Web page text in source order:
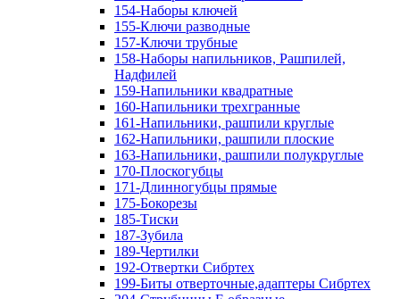
154-Наборы ключей
155-Ключи разводные
157-Ключи трубные
158-Наборы напильников, Рашпилей,
Надфилей
159-Напильники квадратные
160-Напильники трехгранные
161-Напильники, рашпили круглые
162-Напильники, рашпили плоские
163-Напильники, рашпили полукруглые
170-Плоскогубцы
171-Длинногубцы прямые
175-Бокорезы
185-Тиски
187-Зубила
189-Чертилки
192-Отвертки Сибртех
199-Биты отверточные,адаптеры Сибртех